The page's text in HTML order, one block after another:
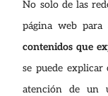
No solo de las
página web
contenidos que
se puede
atención de un